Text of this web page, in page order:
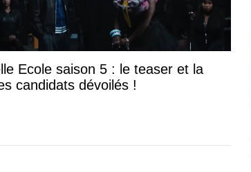
Ecole saison 5 : le teaser et la
candidats dévoilés !